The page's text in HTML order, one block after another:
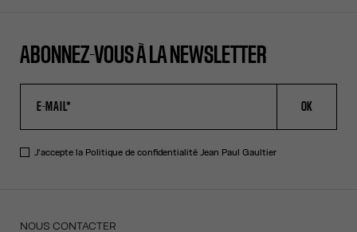
ABONNEZ-VOUS À LA NEWSLETTER
OK
J'accepte la Politique de confidentialitéJean Paul Gaultier
NOUS CONTACTER